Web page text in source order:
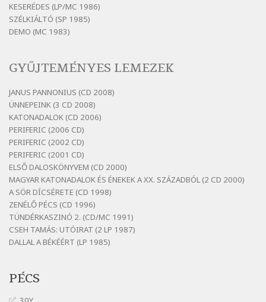
Bertók László: Ó, az a hol volt vicinális
Bertók László: Vásáros
Szélkiáltó
Bertók László: Vizibolt
Szélkiáltó
Bornemissza Endre: Szitakötő
Szélkiáltó
Detlev von Liliencron: Bölcsődal
Szélkiáltó
Fenyvesi Béla: Lesz-e még menedék?
Szélkiáltó
Fenyvesi Béla: Szélkiáltó kánon
Szélkiáltó
Szélkiáltó
Galambosi László: Kalapos
KESERÉDES (LP/MC 1986)
SZÉLKIÁLTÓ (SP 1985)
DEMO (MC 1983)
GYŰJTEMÉNYES LEMEZEK
JANUS PANNONIUS (CD 2008)
ÜNNEPEINK (3 CD 2008)
KATONADALOK (CD 2006)
PERIFERIC (2006 CD)
PERIFERIC (2002 CD)
PERIFERIC (2001 CD)
ELSŐ DALOSKÖNYVEM (CD 2000)
MAGYAR KATONADALOK ÉS ÉNEKEK A XX. SZÁZADBÓL (2 CD 2000)
A SÖR DÍCSÉRETE (CD 1998)
ZENÉLŐ PÉCS (CD 1996)
TÜNDÉRKASZINÓ 2. (CD/MC 1991)
CSEH TAMÁS: UTÓIRAT (2 LP 1987)
DALLAL A BÉKÉÉRT (LP 1985)
PÉCS